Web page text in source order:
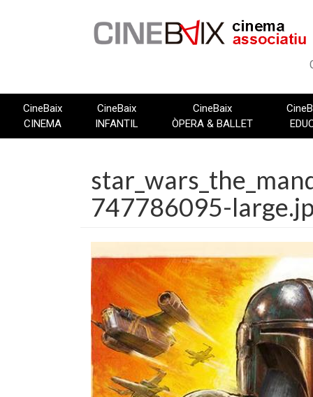
CineBaix
CINEMA
CineBaix
INFANTIL
CineBaix
ÒPERA & BALLET
747786095-